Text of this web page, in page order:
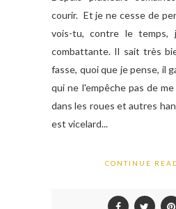
courir. Et je ne cesse de
vois-tu, contre le temps,
combattante. Il sait très
fasse, quoi que je pense, il
qui ne l'empêche pas de
dans les roues et autres
est vicelard...
CONTINUE